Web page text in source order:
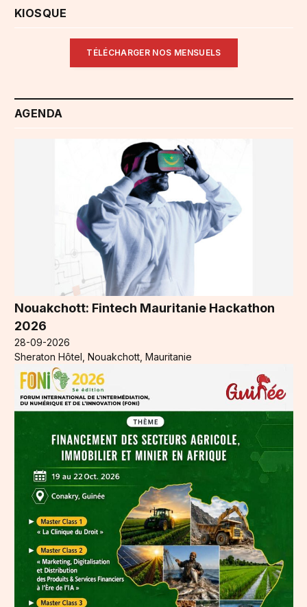
KIOSQUE
TÉLÉCHARGER NOS MENSUELS
AGENDA
Nouakchott: Fintech Mauritanie Hackathon
2026
28-09-2026
Sheraton Hôtel, Nouakchott, Mauritanie